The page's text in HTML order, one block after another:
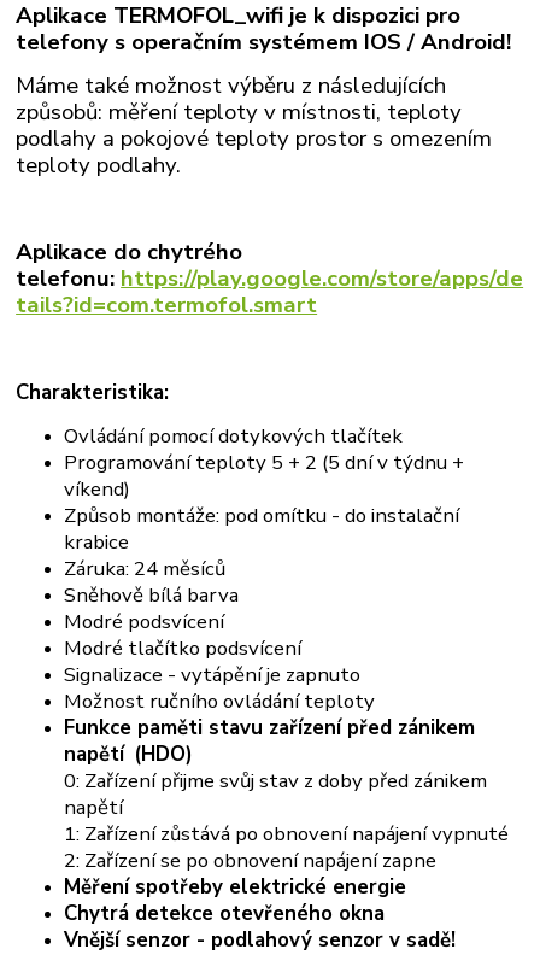
Aplikace TERMOFOL_wifi je k dispozici pro
telefony s operačním systémem IOS/ Android!
Máme také možnost výběru z následujících
způsobů: měření teploty v místnosti, teploty
podlahy a pokojové teploty prostor s omezením
teploty podlahy.
Aplikace do chytrého
telefonu: https://play.google.com/store/apps/de
tails?id=com.termofol.smart
Charakteristika:
Ovládání pomocí dotykových tlačítek
Programování teploty 5 + 2 (5 dní v týdnu +
víkend)
Způsob montáže: pod omítku - do instalační
krabice
Záruka: 24 měsíců
Sněhově bílá barva
Modré podsvícení
Modré tlačítko podsvícení
Signalizace - vytápění je zapnuto
Možnost ručního ovládání teploty
Funkce paměti stavu zařízení před zánikem
napětí (HDO)
0: Zařízení přijme svůj stav z doby před zánikem
napětí
1: Zařízení zůstává po obnovení napájení vypnuté
2: Zařízení se po obnovení napájení zapne
Měření spotřeby elektrické energie
Chytrá detekce otevřeného okna
Vnější senzor - podlahový senzor v sadě!